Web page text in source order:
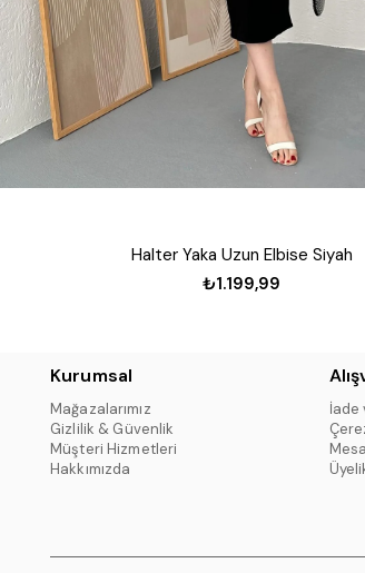
Halter Yaka Uzun Elbise Siyah
₺1.199,99
Kurumsal
Mağazalarımız
Gizlilik & Güvenlik
Müşteri Hizmetleri
Hakkımızda
İade